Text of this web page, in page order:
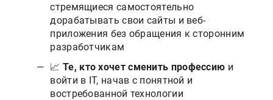
стремящиеся самостоятельно
дорабатывать свои сайты и веб-
приложения без обращения к сторонним
разработчикам
📈 Те, кто хочет сменить профессию и
войти в IT, начав с понятной и
востребованной технологии